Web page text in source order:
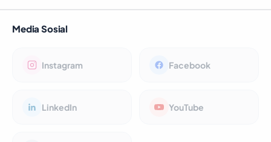
Media Sosial
Instagram Facebook
LinkedIn YouTube